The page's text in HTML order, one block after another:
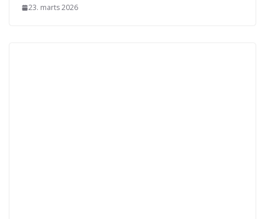
23. marts 2026